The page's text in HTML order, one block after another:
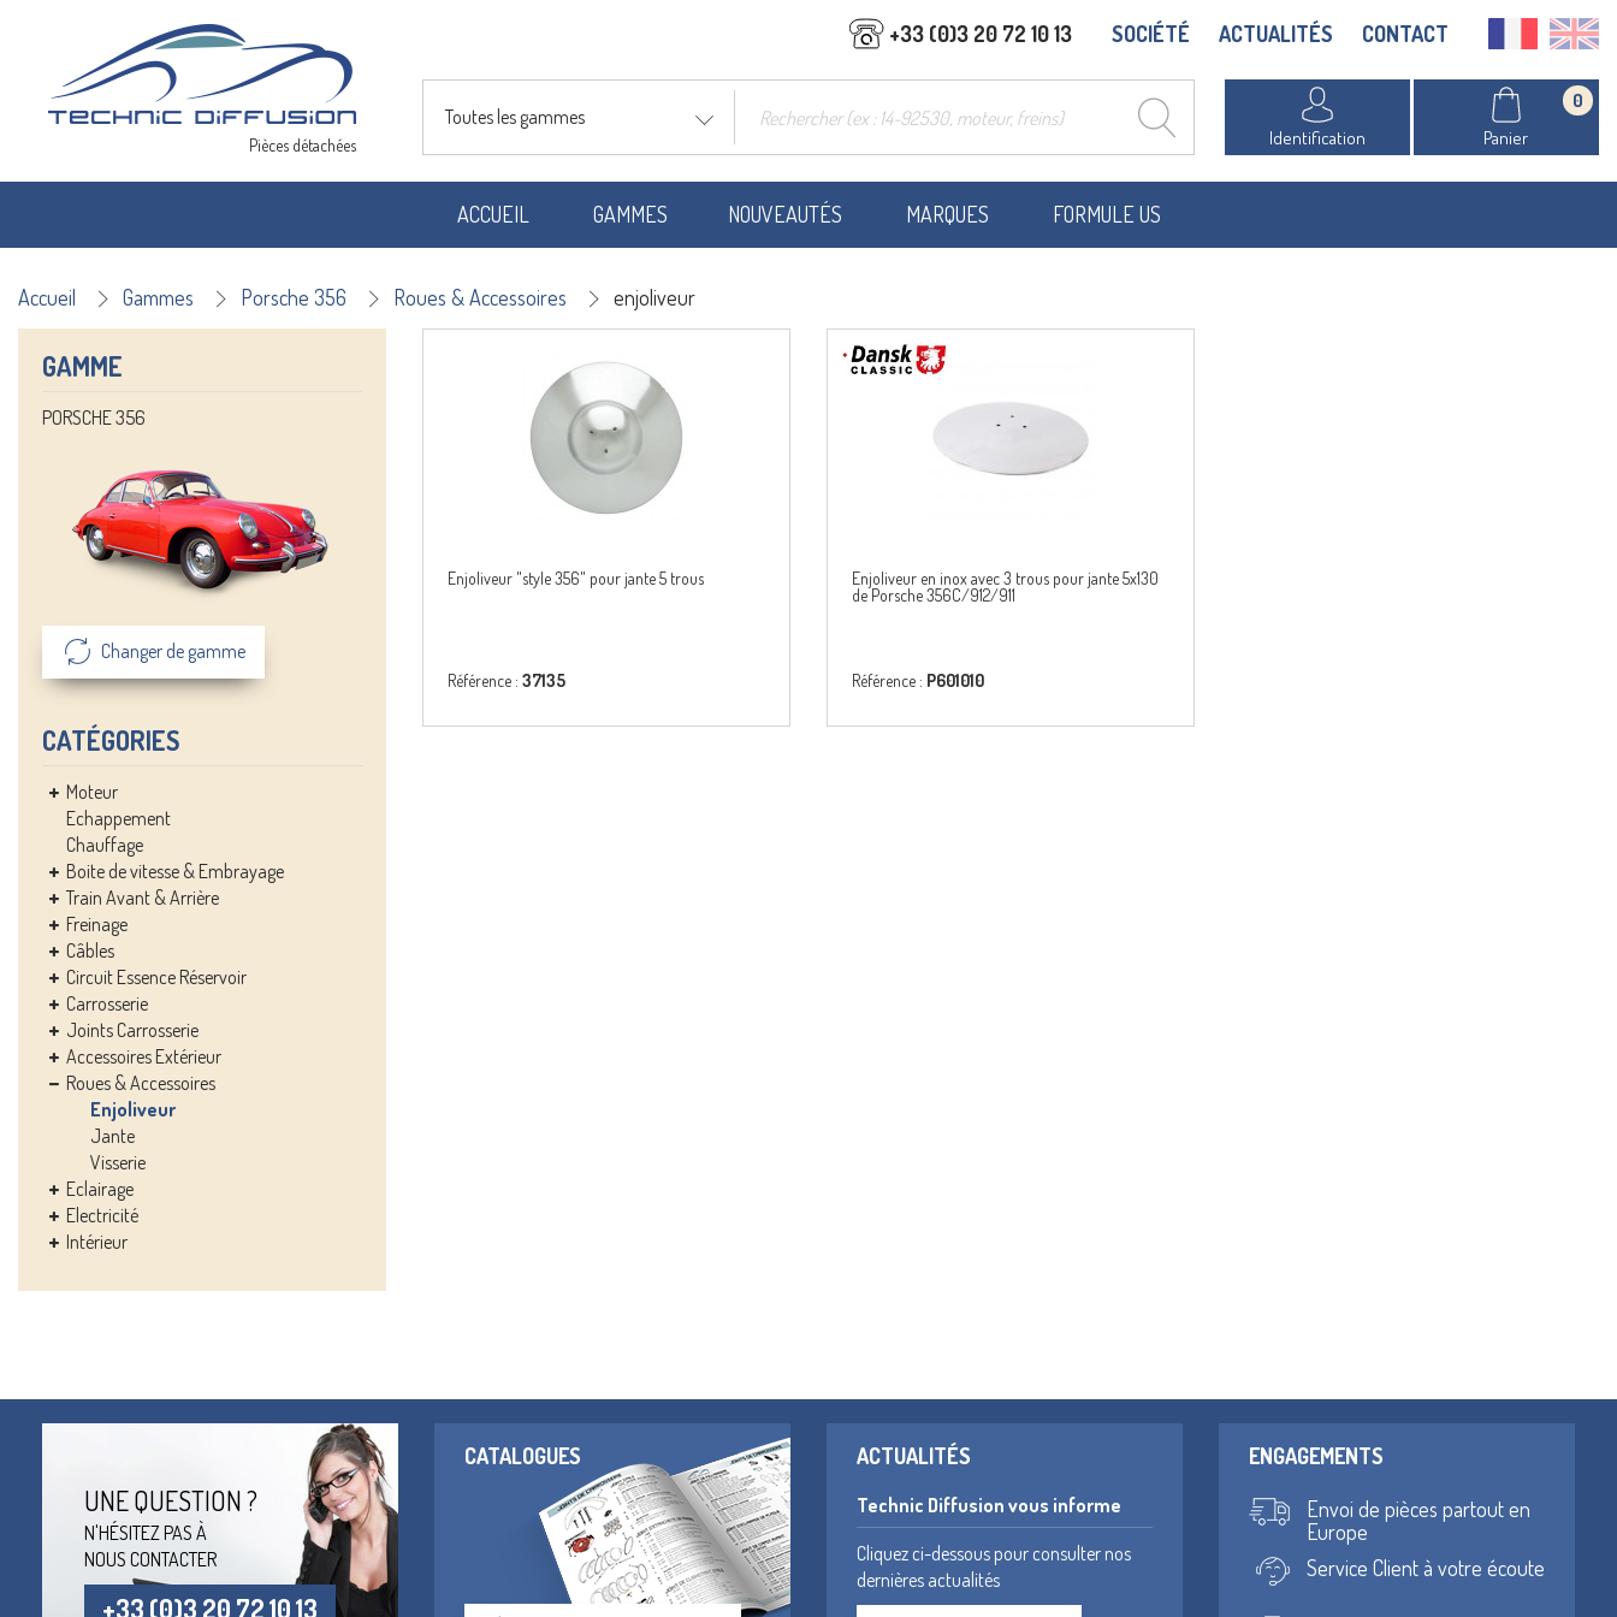
Pièces détachées
+33 (0)3 20 72 10 13 SOCIÉTÉ ACTUALITÉS CONTACT
Toutes les gammes
Identification Panier
0
ACCUEIL GAMMES NOUVEAUTÉS MARQUES FORMULE US
Accueil Gammes Porsche 356 Roues & Accessoires enjoliveur
GAMME
PORSCHE 356
Changer de gamme
CATÉGORIES
Moteur
Echappement
Chauffage
Boite de vitesse & Embrayage
Train Avant & Arrière
Freinage
Câbles
Circuit Essence Réservoir
Carrosserie
Joints Carrosserie
Accessoires Extérieur
Roues & Accessoires
Enjoliveur
Jante
Visserie
Eclairage
Electricité
Intérieur
Enjoliveur "style 356" pour jante 5 trous
Référence : 37135
Enjoliveur en inox avec 3 trous pour jante 5x130
de Porsche 356C/912/911
Référence : P601010
UNE QUESTION ?
N'HÉSITEZ PAS À
NOUS CONTACTER
+33 (0)3 20 72 10 13
CATALOGUES ACTUALITÉS
Technic Diffusion vous informe
Cliquez ci-dessous pour consulter nos
dernières actualités
ENGAGEMENTS
Envoi de pièces partout en
Europe
Service Client à votre écoute